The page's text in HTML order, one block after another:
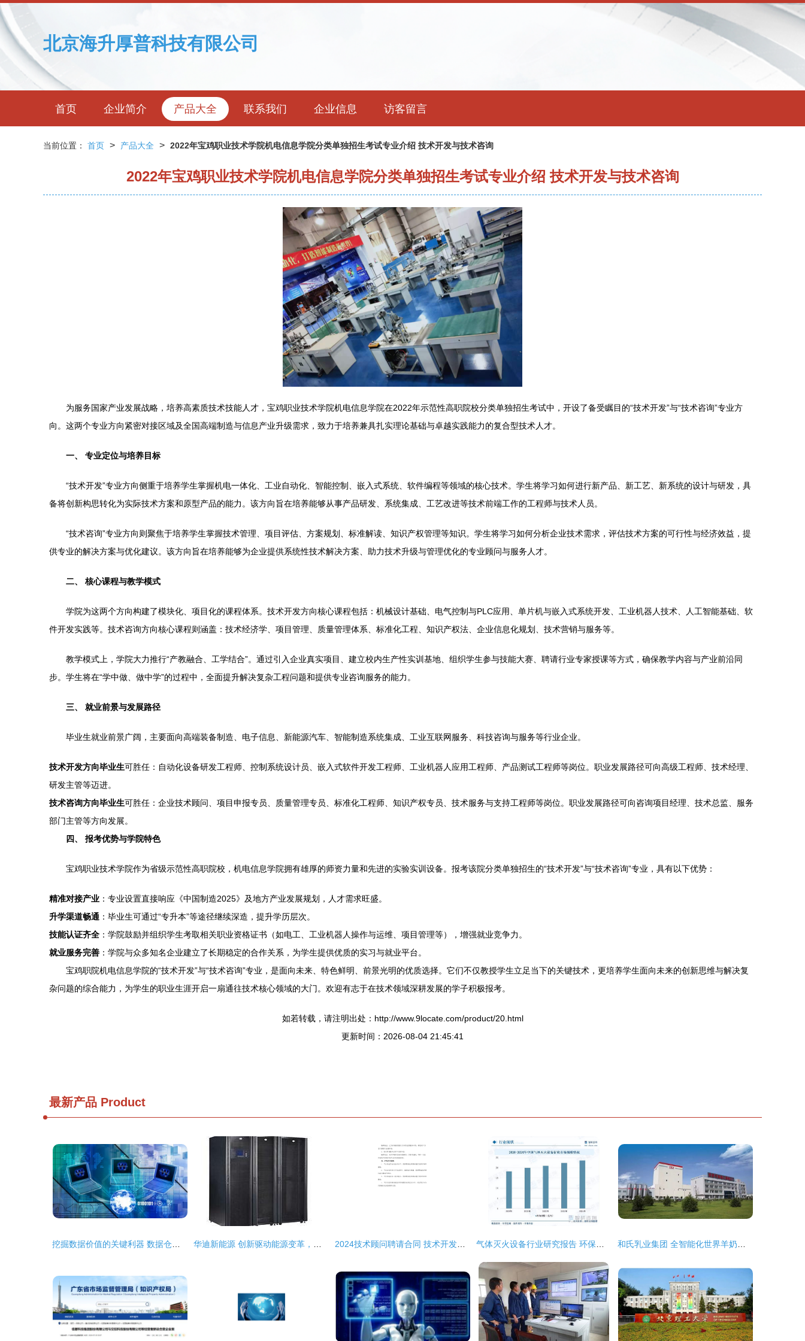
北京海升厚普科技有限公司
首页 企业简介 产品大全 联系我们 企业信息 访客留言
当前位置： 首页 > 产品大全 > 2022年宝鸡职业技术学院机电信息学院分类单独招生考试专业介绍 技术开发与技术咨询
2022年宝鸡职业技术学院机电信息学院分类单独招生考试专业介绍 技术开发与技术咨询
为服务国家产业发展战略，培养高素质技术技能人才，宝鸡职业技术学院机电信息学院在2022年示范性高职院校分类单独招生考试中，开设了备受瞩目的“技术开发”与“技术咨询”专业方
向。这两个专业方向紧密对接区域及全国高端制造与信息产业升级需求，致力于培养兼具扎实理论基础与卓越实践能力的复合型技术人才。
一、 专业定位与培养目标
“技术开发”专业方向侧重于培养学生掌握机电一体化、工业自动化、智能控制、嵌入式系统、软件编程等领域的核心技术。学生将学习如何进行新产品、新工艺、新系统的设计与研发，具
备将创新构思转化为实际技术方案和原型产品的能力。该方向旨在培养能够从事产品研发、系统集成、工艺改进等技术前端工作的工程师与技术人员。
“技术咨询”专业方向则聚焦于培养学生掌握技术管理、项目评估、方案规划、标准解读、知识产权管理等知识。学生将学习如何分析企业技术需求，评估技术方案的可行性与经济效益，提
供专业的解决方案与优化建议。该方向旨在培养能够为企业提供系统性技术解决方案、助力技术升级与管理优化的专业顾问与服务人才。
二、 核心课程与教学模式
学院为这两个方向构建了模块化、项目化的课程体系。技术开发方向核心课程包括：机械设计基础、电气控制与PLC应用、单片机与嵌入式系统开发、工业机器人技术、人工智能基础、软
件开发实践等。技术咨询方向核心课程则涵盖：技术经济学、项目管理、质量管理体系、标准化工程、知识产权法、企业信息化规划、技术营销与服务等。
教学模式上，学院大力推行“产教融合、工学结合”。通过引入企业真实项目、建立校内生产性实训基地、组织学生参与技能大赛、聘请行业专家授课等方式，确保教学内容与产业前沿同
步。学生将在“学中做、做中学”的过程中，全面提升解决复杂工程问题和提供专业咨询服务的能力。
三、 就业前景与发展路径
毕业生就业前景广阔，主要面向高端装备制造、电子信息、新能源汽车、智能制造系统集成、工业互联网服务、科技咨询与服务等行业企业。
技术开发方向毕业生可胜任：自动化设备研发工程师、控制系统设计员、嵌入式软件开发工程师、工业机器人应用工程师、产品测试工程师等岗位。职业发展路径可向高级工程师、技术经理、
研发主管等迈进。
技术咨询方向毕业生可胜任：企业技术顾问、项目申报专员、质量管理专员、标准化工程师、知识产权专员、技术服务与支持工程师等岗位。职业发展路径可向咨询项目经理、技术总监、服务
部门主管等方向发展。
四、 报考优势与学院特色
宝鸡职业技术学院作为省级示范性高职院校，机电信息学院拥有雄厚的师资力量和先进的实验实训设备。报考该院分类单独招生的“技术开发”与“技术咨询”专业，具有以下优势：
精准对接产业 ：专业设置直接响应《中国制造2025》及地方产业发展规划，人才需求旺盛。
升学渠道畅通 ：毕业生可通过“专升本”等途径继续深造，提升学历层次。
技能认证齐全 ：学院鼓励并组织学生考取相关职业资格证书（如电工、工业机器人操作与运维、项目管理等），增强就业竞争力。
就业服务完善 ：学院与众多知名企业建立了长期稳定的合作关系，为学生提供优质的实习与就业平台。
宝鸡职院机电信息学院的“技术开发”与“技术咨询”专业，是面向未来、特色鲜明、前景光明的优质选择。它们不仅教授学生立足当下的关键技术，更培养学生面向未来的创新思维与解决复
杂问题的综合能力，为学生的职业生涯开启一扇通往技术核心领域的大门。欢迎有志于在技术领域深耕发展的学子积极报考。
如若转载，请注明出处：http://www.9locate.com/product/20.html
更新时间：2026-08-04 21:45:41
最新产品 Product